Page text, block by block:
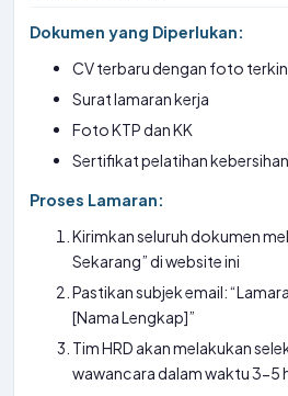
Dokumen yang Diperlukan:
CV terbaru dengan foto
Surat lamaran kerja
Foto KTP dan KK
Sertifikat pelatihan
Proses Lamaran:
Kirimkan seluruh dokumen
Sekarang” di website ini
Pastikan subjek email:
[Nama Lengkap]”
Tim HRD akan melakukan
wawancara dalam waktu 3-5